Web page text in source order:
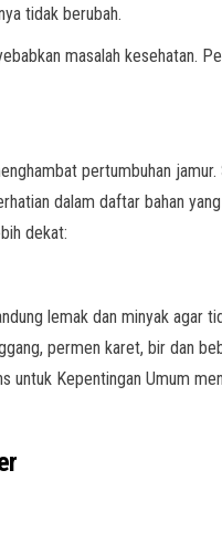
tidak berubah.
masalah kesehatan.
pertumbuhan
dalam daftar bahan
dekat:
lemak dan minyak agar
permen karet, bir dan
Kepentingan Umum